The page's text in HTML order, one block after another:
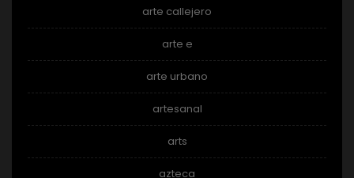
arte callejero
arte e
arte urbano
artesanal
arts
azteca